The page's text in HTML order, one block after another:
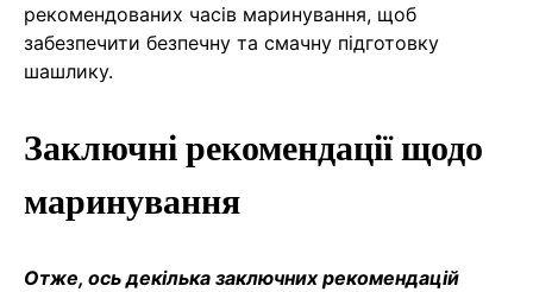
рекомендованих часів маринування, щоб
забезпечити безпечну та смачну підготовку
шашлику.
Заключні рекомендації щодо
маринування
Отже, ось декілька заключних рекомендацій